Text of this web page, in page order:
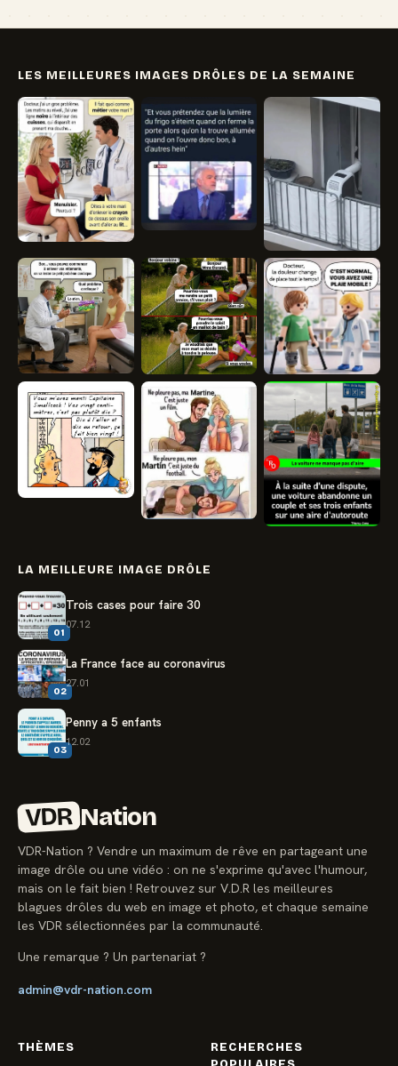
LES MEILLEURES IMAGES DRÔLES DE LA SEMAINE
LA MEILLEURE IMAGE DRÔLE
01
Trois cases pour faire 30
07.12
02
La France face au coronavirus
27.01
03
Penny a 5 enfants
12.02
VDR Nation
VDR-Nation ? Vendre un maximum de rêve en partageant une
image drôle ou une vidéo : on ne s'exprime qu'avec l'humour,
mais on le fait bien ! Retrouvez sur V.D.R les meilleures
blagues drôles du web en image et photo, et chaque semaine
les VDR sélectionnées par la communauté.
Une remarque ? Un partenariat ?
admin@vdr-nation.com
THÈMES
RECHERCHES